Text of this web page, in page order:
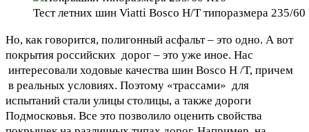
Тест летних шин Viatti Bosco H/T типоразмера 235/60
Но, как говорится, полигонный асфальт – это одно. А вот
покрытия российских дорог – это уже иное. Нас
интересовали ходовые качества шин Bosco H /T, причем
в реальных условиях. Поэтому «трассами» для
испытаний стали улицы столицы, а также дороги
Подмосковья. Все это позволило оценить свойства